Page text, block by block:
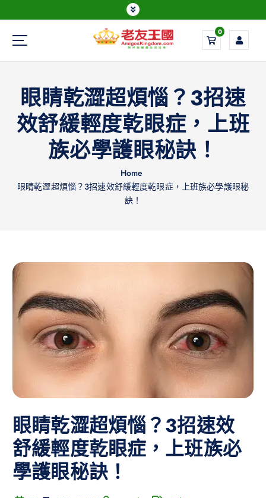
Everything is possible
0
眼睛乾澀超煩惱？3招速
效舒緩輕度乾眼症，上班
族必學護眼秘訣！
Home
眼睛乾澀超煩惱？3招速效舒緩輕度乾眼症，上班族必學護眼秘
訣！
眼睛乾澀超煩惱？3招速效
舒緩輕度乾眼症，上班族必
學護眼秘訣！